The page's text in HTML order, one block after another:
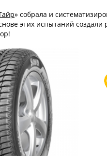
» собрала и
этих испытаний